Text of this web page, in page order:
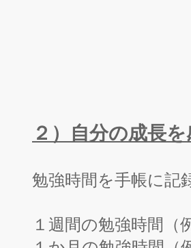
２）自分の成長
勉強時間を手帳に記
１週間の勉強時間（